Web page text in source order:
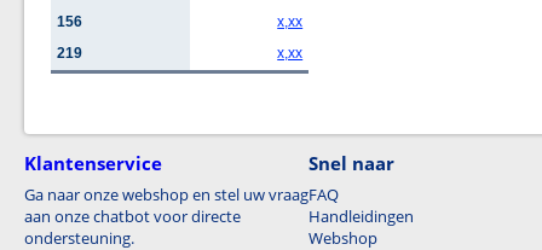
156
x,xx
219
x,xx
Klantenservice
Ga naar onze webshop en stel uw vraag
aan onze chatbot voor directe
ondersteuning.
Snel naar
FAQ
Handleidingen
Webshop